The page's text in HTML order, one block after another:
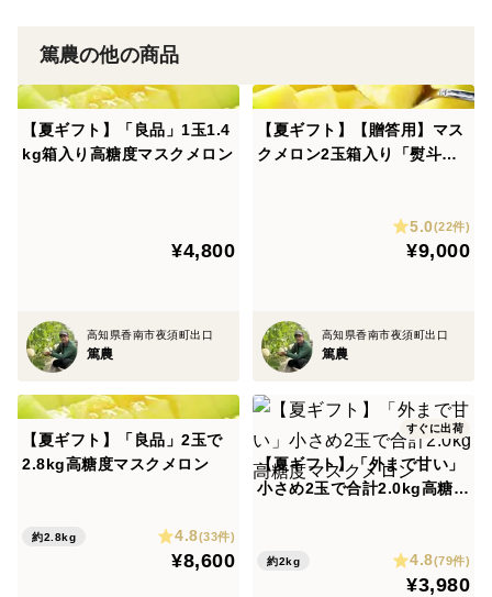
の商品に関連するQ＆A」の更に下にある「質問を投稿
する」をクリックしてご記入お願いします。
メロンの食べごろで迷ってしまいませんか？
「食べごろ」を表示してお届けします。
メロンを美味しくするために、成長ホルモン剤は使用し
ていないため、食べ頃になっても香りがしない場合があ
ります。
こちらの2本の動画を確認していただけると幸いです。
篤農の他の商品
【夏ギフト】「良品」1玉1.4
kg箱入り高糖度マスクメロン
¥4,800
高知県香南市夜須町出口
篤農
【夏ギフト】【贈答用】マス
クメロン2玉箱入り「熨斗対
5.0(22件)
¥9,000
高知県香南市夜須町出口
篤農
【夏ギフト】「良品」2玉で
2.8kg高糖度マスクメロン
約2.8kg 4.8(33件)
¥8,600
すぐに出荷
【夏ギフト】「外まで甘い」
小さめ2玉で合計2.0kg高糖度
約2kg 4.8(79件)
¥3,980